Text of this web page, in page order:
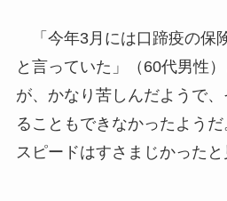
「今年3月には口蹄疫の保
と言っていた」（60代男性
が、かなり苦しんだようで
ることもできなかったよう
スピードはすさまじかったと